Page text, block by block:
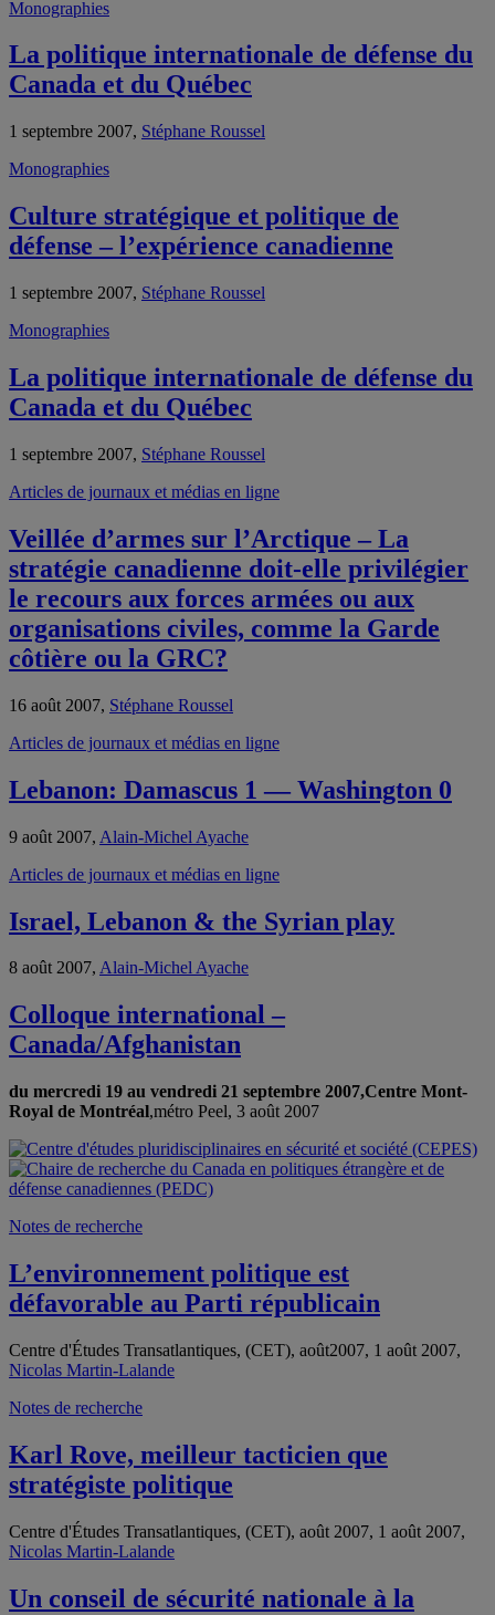
Monographies
La politique internationale de défense du
Canada et du Québec
1 septembre 2007, Stéphane Roussel
Monographies
Culture stratégique et politique de
défense – l’expérience canadienne
1 septembre 2007, Stéphane Roussel
Monographies
La politique internationale de défense du
Canada et du Québec
1 septembre 2007, Stéphane Roussel
Articles de journaux et médias en ligne
Veillée d’armes sur l’Arctique – La
stratégie canadienne doit-elle privilégier
le recours aux forces armées ou aux
organisations civiles, comme la Garde
côtière ou la GRC?
16 août 2007, Stéphane Roussel
Articles de journaux et médias en ligne
Lebanon: Damascus 1 — Washington 0
9 août 2007, Alain-Michel Ayache
Articles de journaux et médias en ligne
Israel, Lebanon & the Syrian play
8 août 2007, Alain-Michel Ayache
Colloque international –
Canada/Afghanistan
du mercredi 19 au vendredi 21 septembre 2007,Centre Mont-
Royal de Montréal,métro Peel, 3 août 2007
Notes de recherche
L’environnement politique est
défavorable au Parti républicain
Centre d'Études Transatlantiques, (CET), août2007, 1 août 2007,
Nicolas Martin-Lalande
Notes de recherche
Karl Rove, meilleur tacticien que
stratégiste politique
Centre d'Études Transatlantiques, (CET), août 2007, 1 août 2007,
Nicolas Martin-Lalande
Un conseil de sécurité nationale à la